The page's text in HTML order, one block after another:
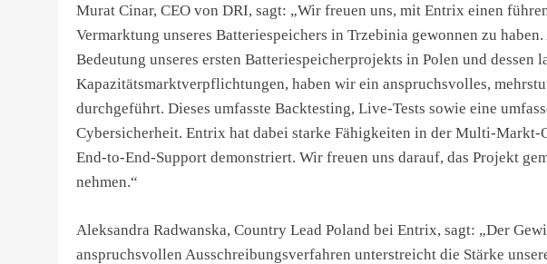
Murat Cinar, CEO von DRI, sagt: „Wir freuen uns, mit Entrix einen
Vermarktung unseres Batteriespeichers in Trzebinia gewonnen zu
Bedeutung unseres ersten Batteriespeicherprojekts in Polen und dessen
Kapazitätsmarktverpflichtungen, haben wir ein anspruchsvolles,
durchgeführt. Dieses umfasste Backtesting, Live-Tests sowie eine
Cybersicherheit. Entrix hat dabei starke Fähigkeiten in der Multi-
End-to-End-Support demonstriert. Wir freuen uns darauf, das Projekt
nehmen.“
Aleksandra Radwanska, Country Lead Poland bei Entrix, sagt: „Der
anspruchsvollen Ausschreibungsverfahren unterstreicht die Stärke